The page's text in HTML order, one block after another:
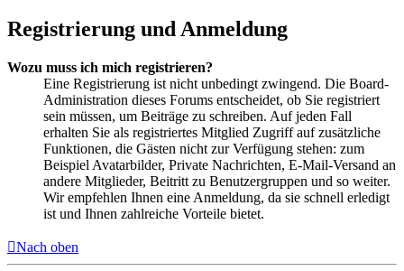
Registrierung und Anmeldung
Wozu muss ich mich registrieren?
Eine Registrierung ist nicht unbedingt zwingend. Die Board-
Administration dieses Forums entscheidet, ob Sie registriert
sein müssen, um Beiträge zu schreiben. Auf jeden Fall
erhalten Sie als registriertes Mitglied Zugriff auf zusätzliche
Funktionen, die Gästen nicht zur Verfügung stehen: zum
Beispiel Avatarbilder, Private Nachrichten, E-Mail-Versand an
andere Mitglieder, Beitritt zu Benutzergruppen und so weiter.
Wir empfehlen Ihnen eine Anmeldung, da sie schnell erledigt
ist und Ihnen zahlreiche Vorteile bietet.
Nach oben